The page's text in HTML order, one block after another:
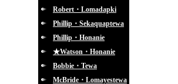
Robert・Lomadapki
Phillip・Sekaquaptewa
Phillip・Honanie
★Watson・Honanie
Bobbie・Tewa
McBride・Lomayestewa